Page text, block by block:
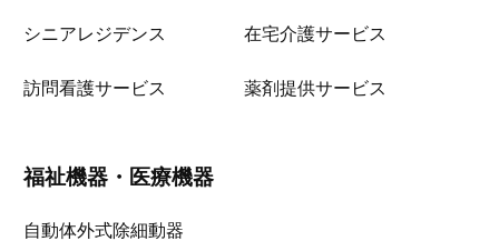
シニアレジデンス 在宅介護サービス
訪問看護サービス 薬剤提供サービス
福祉機器・医療機器
自動体外式除細動器